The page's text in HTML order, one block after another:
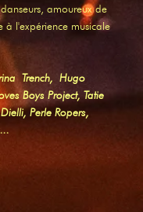
amoureux de
à l'expérience musicale
Trench, Hugo
Boys Project, Tatie
Perle Ropers,